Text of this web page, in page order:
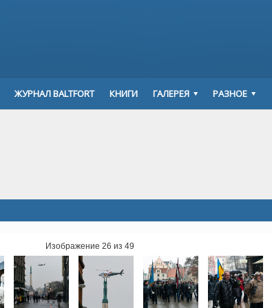
ЖУРНАЛ BALTFORT КНИГИ ГАЛЕРЕЯ РАЗНОЕ
Изображение 26 из 49